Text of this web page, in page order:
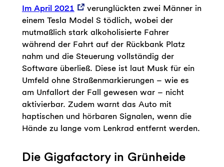
Im April 2021
verunglückten zwei Männer in
einem Tesla Model S tödlich, wobei der
mutmaßlich stark alkoholisierte Fahrer
während der Fahrt auf der Rückbank Platz
nahm und die Steuerung vollständig der
Software überließ. Diese ist laut Musk für ein
Umfeld ohne Straßenmarkierungen – wie es
am Unfallort der Fall gewesen war – nicht
aktivierbar. Zudem warnt das Auto mit
haptischen und hörbaren Signalen, wenn die
Hände zu lange vom Lenkrad entfernt werden.
Die Gigafactory in Grünheide